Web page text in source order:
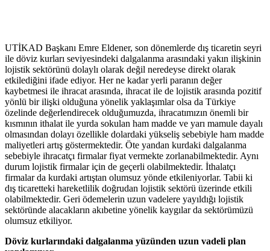
UTİKAD Başkanı Emre Eldener, son dönemlerde dış ticaretin seyri
ile döviz kurları seviyesindeki dalgalanma arasındaki yakın ilişkinin
lojistik sektörünü dolaylı olarak değil neredeyse direkt olarak
etkilediğini ifade ediyor. Her ne kadar yerli paranın değer
kaybetmesi ile ihracat arasında, ihracat ile de lojistik arasında pozitif
yönlü bir ilişki olduğuna yönelik yaklaşımlar olsa da Türkiye
özelinde değerlendirecek olduğumuzda, ihracatımızın önemli bir
kısmının ithalat ile yurda sokulan ham madde ve yarı mamule dayalı
olmasından dolayı özellikle dolardaki yükseliş sebebiyle ham madde
maliyetleri artış göstermektedir. Öte yandan kurdaki dalgalanma
sebebiyle ihracatçı firmalar fiyat vermekte zorlanabilmektedir. Aynı
durum lojistik firmalar için de geçerli olabilmektedir. İthalatçı
firmalar da kurdaki artıştan olumsuz yönde etkileniyorlar. Tabii ki
dış ticaretteki hareketlilik doğrudan lojistik sektörü üzerinde etkili
olabilmektedir. Geri ödemelerin uzun vadelere yayıldığı lojistik
sektöründe alacakların akıbetine yönelik kaygılar da sektörümüzü
olumsuz etkiliyor.
Döviz kurlarındaki dalgalanma yüzünden uzun vadeli plan